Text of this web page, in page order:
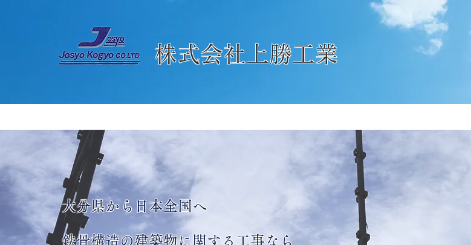
株式会社上勝工業
大分県から日本全国へ
鉄骨構造の建築物に関する工事なら